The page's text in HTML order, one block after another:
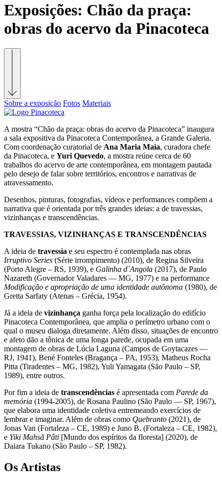
Exposições: Chão da praça:
obras do acervo da Pinacoteca
Sobre a exposição Fotos Materiais
A mostra “Chão da praça: obras do acervo da Pinacoteca” inaugura
a sala expositiva da Pinacoteca Contemporânea, a Grande Galeria.
Com coordenação curatorial de Ana Maria Maia, curadora chefe
da Pinacoteca, e Yuri Quevedo, a mostra reúne cerca de 60
trabalhos do acervo de arte contemporânea, em montagem pautada
pelo desejo de falar sobre territórios, encontros e narrativas de
atravessamento.
Desenhos, pinturas, fotografias, vídeos e performances compõem a
narrativa que é orientada por três grandes ideias: a de travessias,
vizinhanças e transcendências.
TRAVESSIAS, VIZINHANÇAS E TRANSCENDÊNCIAS
A ideia de travessia e seu espectro é contemplada nas obras
Irruptivo Series (Série irrompimento) (2010), de Regina Silveira
(Porto Alegre – RS, 1939), e Galinha d´Angola (2017), de Paulo
Nazareth (Governador Valadares — MG, 1977) e na performance
Modificação e apropriação de uma identidade autônoma (1980), de
Gretta Sarfaty (Atenas – Grécia, 1954).
Já a ideia de vizinhança ganha força pela localização do edifício
Pinacoteca Contemporânea, que amplia o perímetro urbano com o
qual o museu dialoga diretamente. Além disso, situações de encontro
e afeto dão a tônica de uma longa parede, ocupada em uma
montagem de obras de Lúcia Laguna (Campos de Goytacazes —
RJ, 1941), Bené Fonteles (Bragança – PA, 1953), Matheus Rocha
Pitta (Tiradentes – MG, 1982), Yuli Yamagata (São Paulo – SP,
1989), entre outros.
Por fim a ideia de transcendências é apresentada com Parede da
memória (1994-2005), de Rosana Paulino (São Paulo — SP, 1967),
que elabora uma identidade coletiva entremeando exercícios de
lembrar e imaginar. Além de obras como Quebranto (2021), de
Jonas Van (Fortaleza – CE, 1989) e Juno B. (Fortaleza – CE, 1982),
e Yiki Mahsã Pâti [Mundo dos espíritos da floresta] (2020), de
Daiara Tukano (São Paulo – SP, 1982).
Os Artistas